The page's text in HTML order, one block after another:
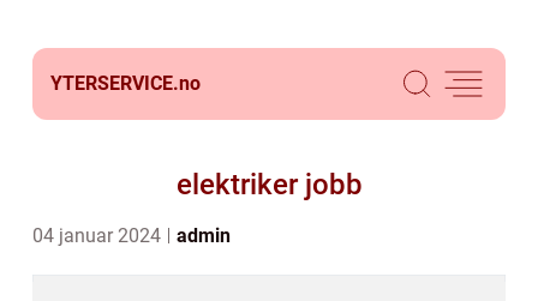
YTERSERVICE.no
elektriker jobb
04 januar 2024 admin